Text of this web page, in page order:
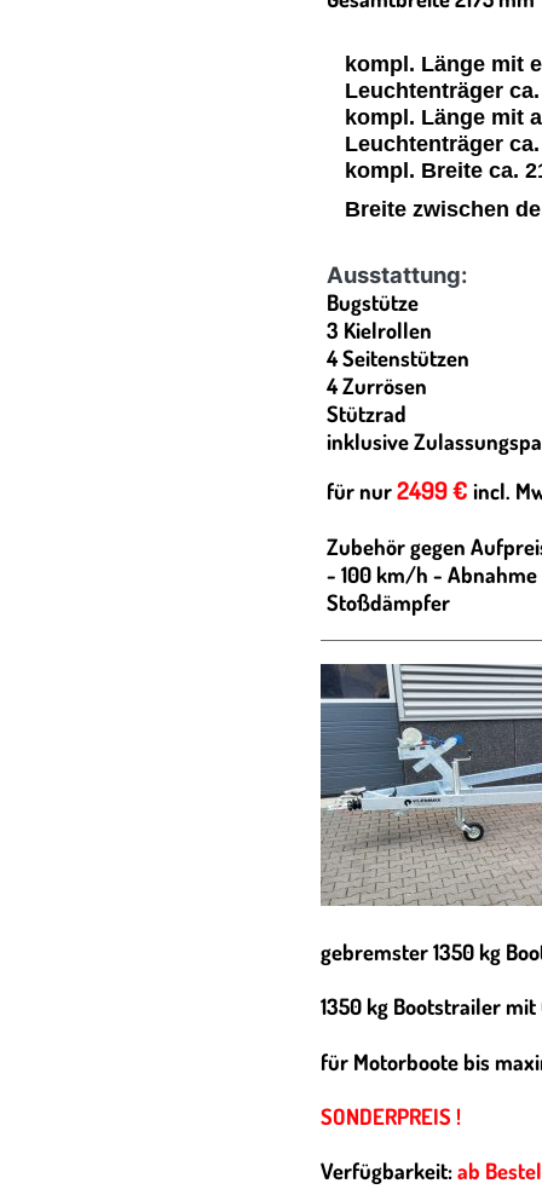
kompl. Länge mit
Leuchtenträger
kompl. Länge mit
Leuchtenträger
kompl. Breite ca.
Breite zwischen
Ausstattung:
Bugstütze
3 Kielrollen
4 Seitenstützen
4 Zurrösen
Stützrad
inklusive
für nur2499 € incl.
Zubehör gegen
- 100 km/h -
Stoßdämpfer
gebremster 1350 kg
1350 kg Bootstrailer mit
für Motorboote bis
SONDERPREIS !
Verfügbarkeit:ab